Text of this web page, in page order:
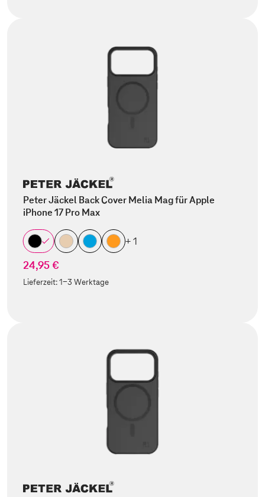
Peter Jäckel Back Cover Melia Mag für Apple
iPhone 17 Pro Max
+ 1
24,95 €
Lieferzeit:1-3 Werktage